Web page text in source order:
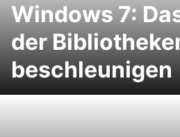
Windows 7:
der
beschleunigen